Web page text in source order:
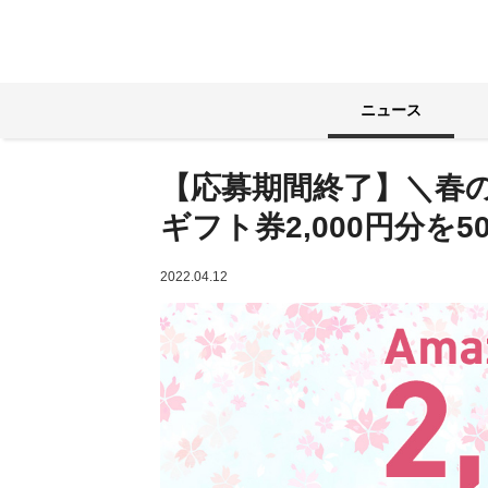
ニュース
【応募期間終了】＼
ギフト券2,000円分を
2022.04.12